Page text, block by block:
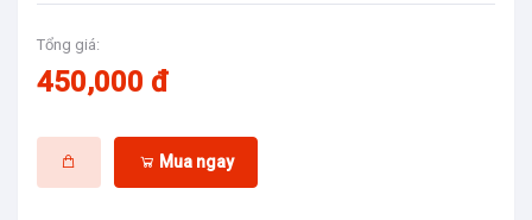
Tổng giá:
450,000 đ
Mua ngay